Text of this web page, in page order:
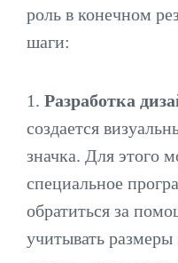
роль в конечном
шаги:
1. Разработка
создается
значка. Для этого
специальное
обратиться за
учитывать размеры